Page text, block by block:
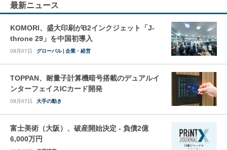
最新ニュース
KOMORI、盛大印刷がB2インクジェット「J-
throne 29」を中国初導入
08月07日 グローバル 企業・経営
TOPPAN、耐量子計算機暗号搭載のデュアルイ
ンターフェイスICカード開発
08月07日 大手の動き
富士美術（大阪）、破産開始決定 - 負債2億
6,000万円